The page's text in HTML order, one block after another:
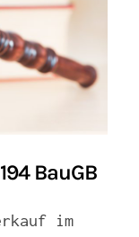
BauGB
im